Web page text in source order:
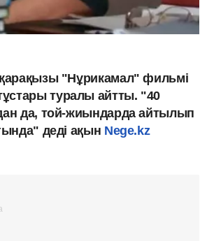
"Нұрикамал" фильмі
туралы айтты. "40
да, той-жиындарда айтылып
деді ақын Nege.kz